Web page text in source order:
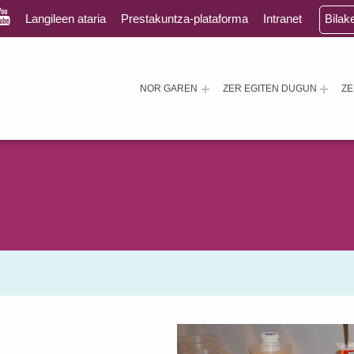
NOR GAREN ZER EGITEN DUGUN
Langileen ataria Prestakuntza-plataforma Intranet